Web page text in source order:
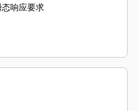
响应要求